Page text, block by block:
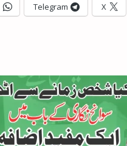
X
Telegram